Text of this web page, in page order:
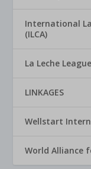
International
(ILCA)
La Leche
LINKAGES
Wellstart
World Alliance